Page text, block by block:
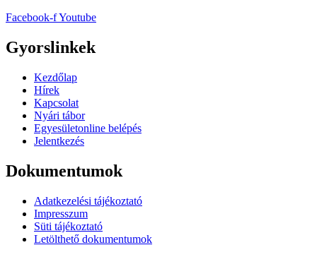
Facebook-fYoutube
Gyorslinkek
Kezdőlap
Hírek
Kapcsolat
Nyári tábor
Egyesületonline belépés
Jelentkezés
Dokumentumok
Adatkezelési tájékoztató
Impresszum
Süti tájékoztató
Letölthető dokumentumok